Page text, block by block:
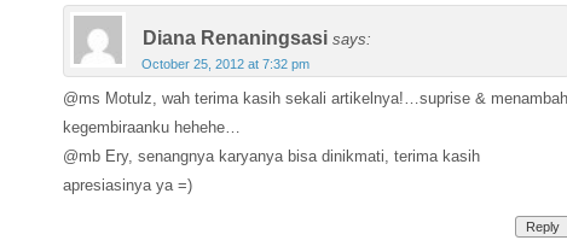
Diana Renaningsasi says:
October 25, 2012 at 7:32 pm
@ms Motulz, wah terima kasih sekali artikelnya!…suprise & menambah
kegembiraanku hehehe…
@mb Ery, senangnya karyanya bisa dinikmati, terima kasih
apresiasinya ya =)
Reply